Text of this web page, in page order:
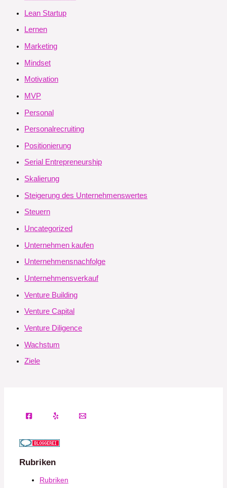
Lean Startup
Lernen
Marketing
Mindset
Motivation
MVP
Personal
Personalrecruiting
Positionierung
Serial Entrepreneurship
Skalierung
Steigerung des Unternehmenswertes
Steuern
Uncategorized
Unternehmen kaufen
Unternehmensnachfolge
Unternehmensverkauf
Venture Building
Venture Capital
Venture Diligence
Wachstum
Ziele
Rubriken
Rubriken